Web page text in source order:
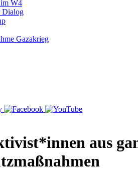
W4
Dialog
Gazakrieg
aus